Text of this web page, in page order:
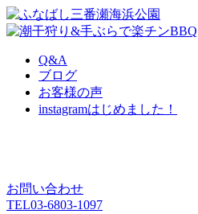
Q&A
ブログ
お客様の声
instagramはじめました！
お問い合わせ
TEL03-6803-1097